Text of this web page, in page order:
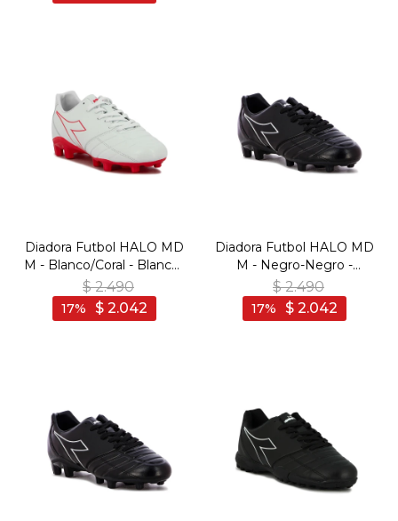
Diadora Futbol HALO MD
M - Blanco/Coral - Blanco-
Coral
$ 2.490
$ 2.042
17
Diadora Futbol HALO MD
M - Negro-Negro -
Negro-Blanco
$ 2.490
$ 2.042
17